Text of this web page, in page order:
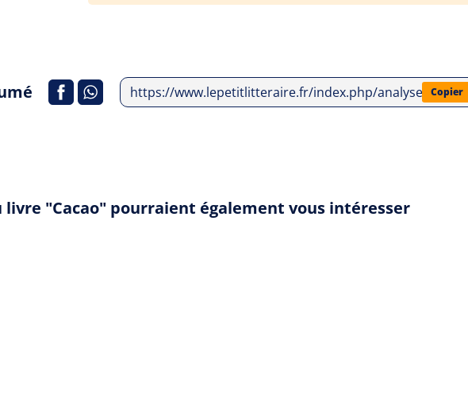
https://www.lepetitlitteraire.fr/index.php/analyses-Copier
livre "Cacao" pourraient également vous intéresser